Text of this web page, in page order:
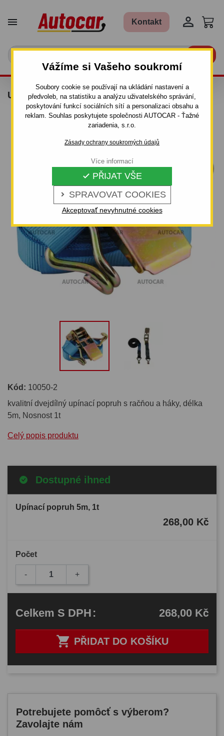
Vážíme si Vašeho soukromí
Soubory cookie se používají na ukládání nastavení a
předvoleb, na statistiku a analýzu uživatelského správání,
poskytování funkcí sociálních sítí a personalizaci obsahu a
reklam. Souhlas poskytujete společnosti AUTOCAR - Ťažné
zariadenia, s.r.o.
Zásady ochrany soukromých údajů
 SPRAVOVAT COOKIES
 PŘIJAT VŠE
Akceptovať nevyhnutné cookies
Více informací
 Kontakt 
UPÍNACÍ POPRUH 5M, 1T
Kód: 10050-2
kvalitní dvejdílný upínací popruh s račňou a háky, délka
5m, Nosnost 1t
Celý popis produktu
Dostupné ihned
Upínací popruh 5m, 1t
268,00 Kč
Počet
- +
 PŘIDAT DO KOŠÍKU
Celkem S DPH: 268,00 Kč
Potrebujete pomôcť s výberom?
Zavolajte nám